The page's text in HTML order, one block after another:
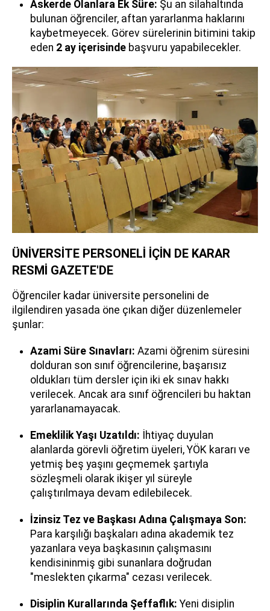
Askerde Olanlara Ek Süre: Şu an silahaltında
bulunan öğrenciler, aftan yararlanma haklarını
kaybetmeyecek. Görev sürelerinin bitimini takip
eden 2 ay içerisinde başvuru yapabilecekler.
ÜNİVERSİTE PERSONELİ İÇİN DE KARAR
RESMİ GAZETE'DE
Öğrenciler kadar üniversite personelini de
ilgilendiren yasada öne çıkan diğer düzenlemeler
şunlar:
Azami Süre Sınavları: Azami öğrenim süresini
dolduran son sınıf öğrencilerine, başarısız
oldukları tüm dersler için iki ek sınav hakkı
verilecek. Ancak ara sınıf öğrencileri bu haktan
yararlanamayacak.
Emeklilik Yaşı Uzatıldı: İhtiyaç duyulan
alanlarda görevli öğretim üyeleri, YÖK kararı ve
yetmiş beş yaşını geçmemek şartıyla
sözleşmeli olarak ikişer yıl süreyle
çalıştırılmaya devam edilebilecek.
İzinsiz Tez ve Başkası Adına Çalışmaya Son:
Para karşılığı başkaları adına akademik tez
yazanlara veya başkasının çalışmasını
kendisininmiş gibi sunanlara doğrudan
"meslekten çıkarma" cezası verilecek.
Disiplin Kurallarında Şeffaflık: Yeni disiplin